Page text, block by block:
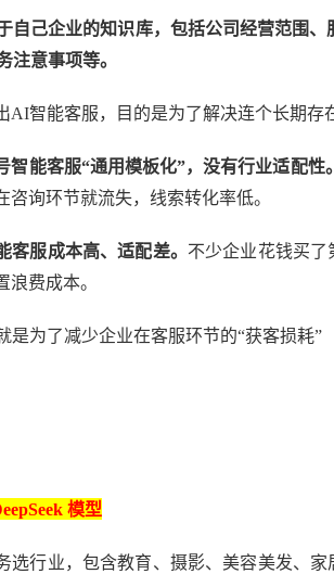
自己企业的知识库，包括公司经营范围
注意事项等。
AI智能客服，目的是为了解决连个长期存
智能客服“通用模板化”，没有行业适配性。
咨询环节就流失，线索转化率低。
客服成本高、适配差。 不少企业花钱买
浪费成本。
是为了减少企业在客服环节的“获客损耗”
模型
选行业，包含教育、摄影、美容美发、